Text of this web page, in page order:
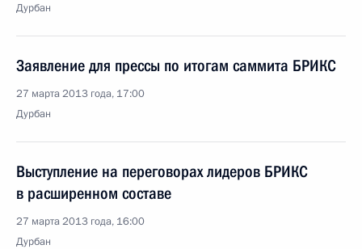
Дурбан
Заявление для прессы по итогам саммита БРИКС
27 марта 2013 года, 17:00
Дурбан
Выступление на переговорах лидеров БРИКС
в расширенном составе
27 марта 2013 года, 16:00
Дурбан